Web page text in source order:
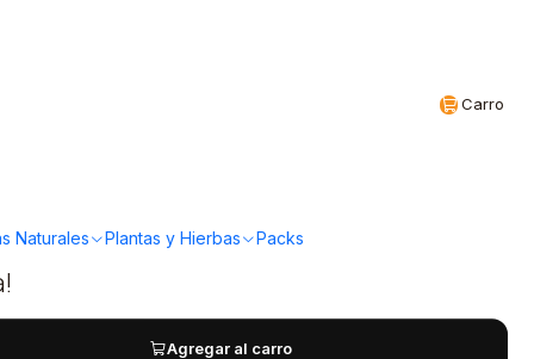
Carro
Naturales Plantas y Hierbas Packs
Agregar al carro